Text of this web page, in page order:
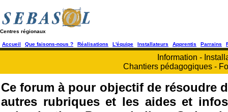
Centres régionaux
Accueil Que faisons-nous ? Réalisations L'équipe Installateurs Apprentis Parrains
Information -
Chantiers pédagogiques -
Ce forum à pour objectif de résoudre
autres rubriques et les aides et